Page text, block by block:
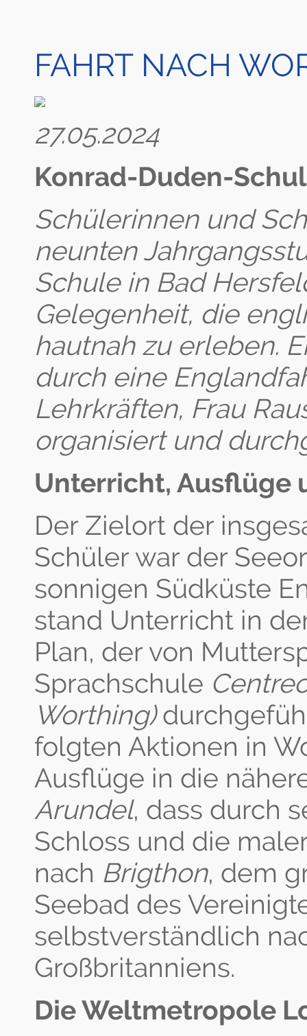
FAHRT NACH
27.05.2024
Konrad-Duden-
Schülerinnen und
neunten
Schule in Bad
Gelegenheit, die
hautnah zu erleben.
durch eine
Lehrkräften, Frau
organisiert und
Unterricht, Ausflüge
Der Zielort der
Schüler war der
sonnigen Südküste
stand Unterricht in
Plan, der von
Sprachschule
Worthing)
folgten Aktionen in
Ausflüge in die
Arundel, dass durch
Schloss und die
nach Brigthon, dem
Seebad des
selbstverständlich
Großbritanniens.
Die Weltmetropole